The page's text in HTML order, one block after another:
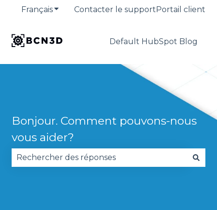
FrançaisAfficher le sous-menu pour les
Contacter le supportPortail client
Default HubSpot Blog
Bonjour. Comment pouvons-nous
vous aider?